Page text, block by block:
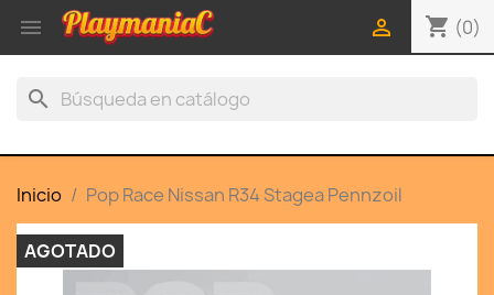
 shopping_cart (0)

search
Inicio Pop Race Nissan R34 Stagea Pennzoil
AGOTADO